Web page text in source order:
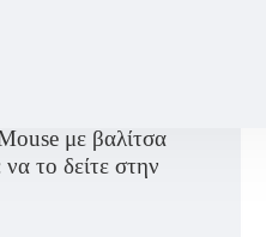
ζωγραφισμένη στο
Σετ Βάπτισης δικής
με βαλίτσα
το δείτε στην